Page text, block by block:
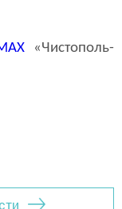
«Чистополь-